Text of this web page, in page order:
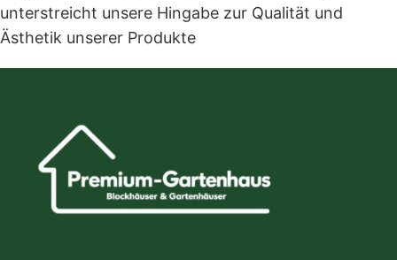
unterstreicht unsere Hingabe zur Qualität und
Ästhetik unserer Produkte